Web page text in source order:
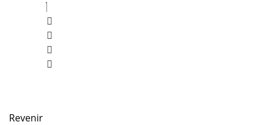
Revenir